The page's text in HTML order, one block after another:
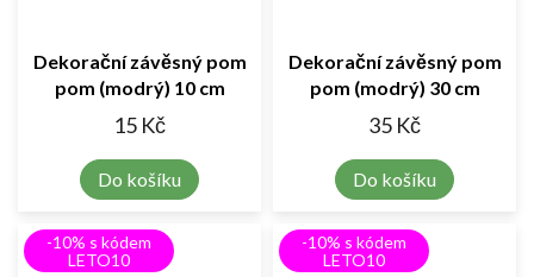
Dekorační závěsný pom
pom (modrý) 10 cm
15 Kč
Do košíku
Dekorační závěsný pom
pom (modrý) 30 cm
35 Kč
Do košíku
-10% s kódem
LETO10
-10% s kódem
LETO10